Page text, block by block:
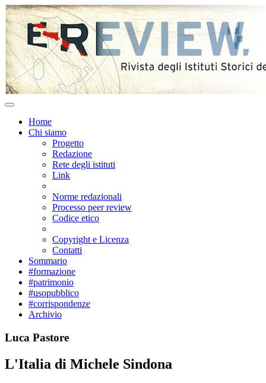
Home
Chi siamo
Progetto
Redazione
Rete degli istituti
Link
Norme redazionali
Processo peer review
Codice etico
Copyright e Licenza
Contatti
Sommario
#formazione
#patrimonio
#usopubblico
#corrispondenze
Archivio
Luca Pastore
L'Italia di Michele Sindona